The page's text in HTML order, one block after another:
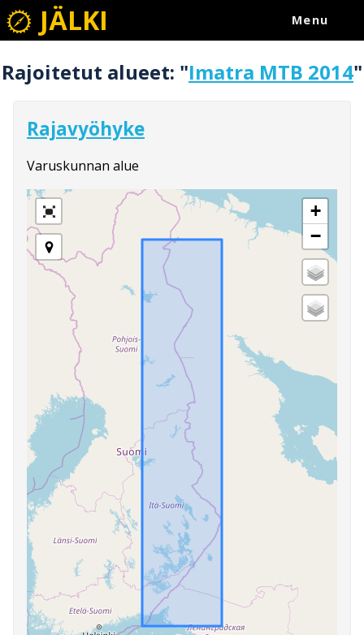
JÄLKI Menu
Rajoitetut alueet: "Imatra MTB 2014"
Rajavyöhyke
Varuskunnan alue
+
−